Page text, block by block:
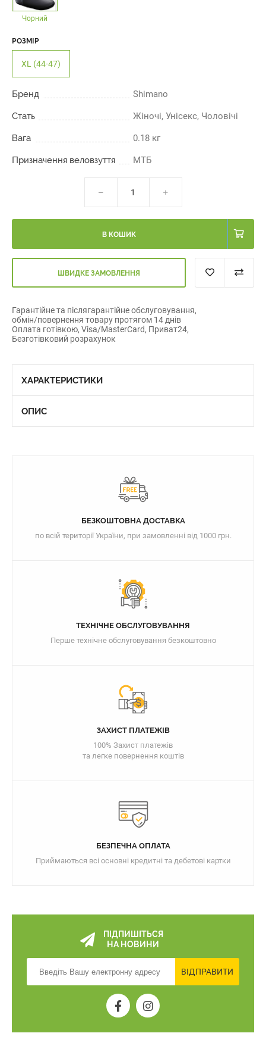
Чорний
РОЗМІР
XL (44-47)
Бренд Shimano
Стать Жіночі, Унісекс, Чоловічі
Вага 0.18 кг
Призначення веловзуття МТБ
В КОШИК
ШВИДКЕ ЗАМОВЛЕННЯ
Гарантійне та післягарантійне обслуговування,
обмін/повернення товару протягом 14 днів
Оплата готівкою, Visa/MasterCard, Приват24,
Безготівковий розрахунок
ХАРАКТЕРИСТИКИ
ОПИС
БЕЗКОШТОВНА ДОСТАВКА
по всій території України, при замовленні від 1000 грн.
ТЕХНІЧНЕ ОБСЛУГОВУВАННЯ
Перше технічне обслуговування безкоштовно
ЗАХИСТ ПЛАТЕЖІВ
100% Захист платежів
та легке повернення коштів
БЕЗПЕЧНА ОПЛАТА
Приймаються всі основні кредитні та дебетові картки
ПІДПИШІТЬСЯ
НА НОВИНИ
ВІДПРАВИТИ